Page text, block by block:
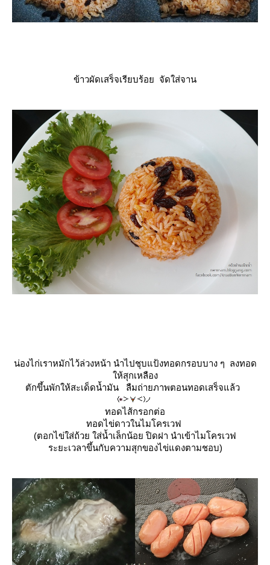
ข้าวผัดเสร็จเรียบร้อย จัดใส่จาน
น่องไก่เราหมักไว้ล่วงหน้า นำไปชุบแป้งทอดกรอบบาง ๆ ลงทอด
ห้สุกเหลือง
ตักขึ้นพักให้สะเด็ดน้ำมัน ลืมถ่ายภาพตอนทอดเสร็จแล้ว
ทอดไส้กรอกต่อ
ทอดไข่ดาวในไมโครเวฟ
(ตอกไข่ใส่ถ้วย ใส่น้ำเล็กน้อย ปิดฝา นำเข้าไมโครเวฟ
ระยะเวลาขึ้นกับความสุกของไข่แดงตามชอบ)